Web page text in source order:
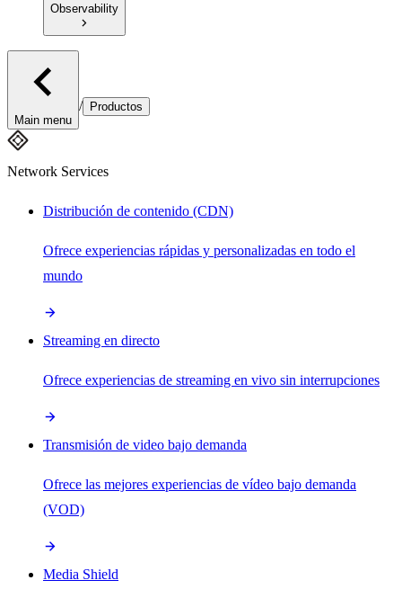
Observability
Main menu
/ Productos
Network Services
Distribución de contenido (CDN)
Ofrece experiencias rápidas y personalizadas en todo el
mundo
Streaming en directo
Ofrece experiencias de streaming en vivo sin interrupciones
Transmisión de video bajo demanda
Ofrece las mejores experiencias de vídeo bajo demanda
(VOD)
Media Shield